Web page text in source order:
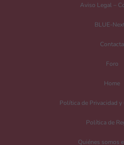
Guarda mi nombre, correo
Recibir un correo electrónico con cada
Aviso Legal –
BLUE-
Contacta
Foro
Home
Política de Privacidad y
Política de
Quiénes somos